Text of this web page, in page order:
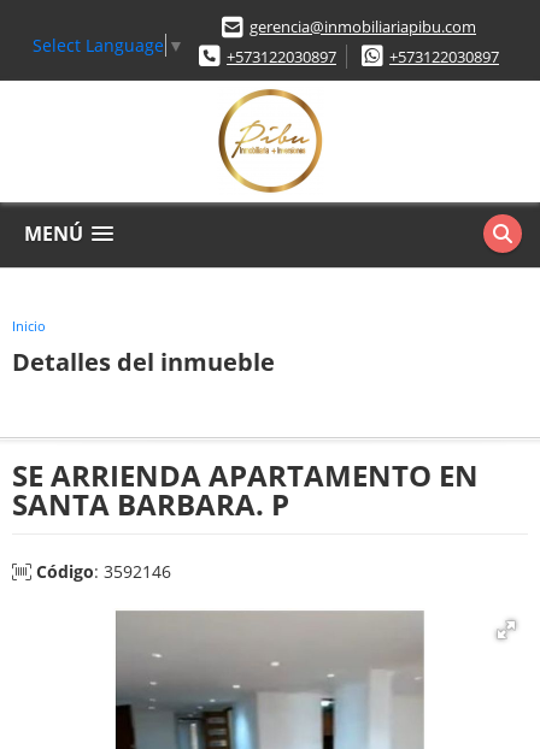
Select Language ▼
gerencia@inmobiliariapibu.com
+573122030897
+573122030897
MENÚ
Inicio
Detalles del inmueble
SE ARRIENDA APARTAMENTO EN
SANTA BARBARA. P
Código: 3592146